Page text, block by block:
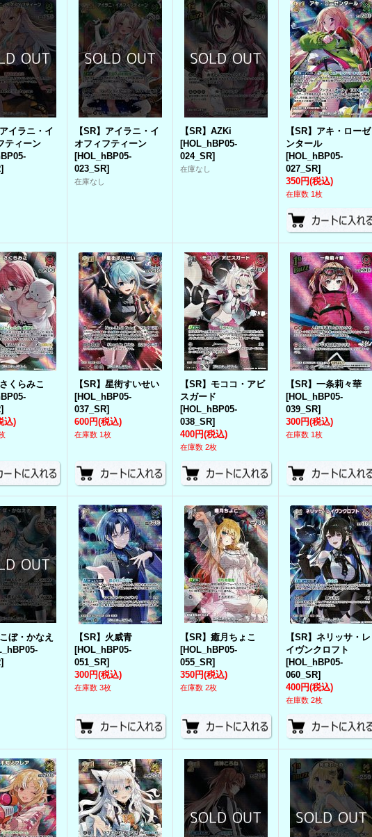
アイラニ・イ
ティーン
]
【SR】アイラニ・イ
オフィフティーン
[HOL_hBP05-
023_SR]
在庫なし
【SR】AZKi
[HOL_hBP05-
024_SR]
在庫なし
【SR】アキ・ローゼ
ンタール
[HOL_hBP05-
027_SR]
350円(税込)
在庫数 1枚
くらみこ
]
込)
【SR】星街すいせい
[HOL_hBP05-
037_SR]
600円(税込)
在庫数 1枚
【SR】モココ・アビ
スガード
[HOL_hBP05-
038_SR]
400円(税込)
在庫数 2枚
【SR】一条莉々華
[HOL_hBP05-
039_SR]
300円(税込)
在庫数 1枚
ぼ・かなえ
]
【SR】火威青
[HOL_hBP05-
051_SR]
300円(税込)
在庫数 3枚
【SR】癒月ちょこ
[HOL_hBP05-
055_SR]
350円(税込)
在庫数 2枚
【SR】ネリッサ・レ
イヴンクロフト
[HOL_hBP05-
060_SR]
400円(税込)
在庫数 2枚